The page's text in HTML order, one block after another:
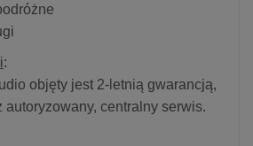
:
objęty jest 2-letnią gwarancją,
autoryzowany, centralny serwis.